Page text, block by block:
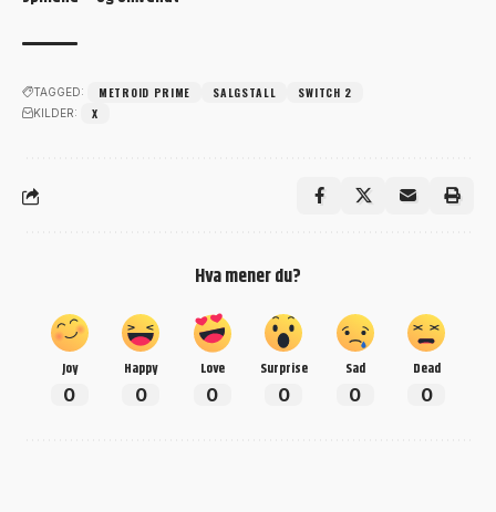
TAGGED: METROID PRIME SALGSTALL SWITCH 2
KILDER: X
Hva mener du?
Joy
0
Happy
0
Love
0
Surprise
0
Sad
0
Dead
0